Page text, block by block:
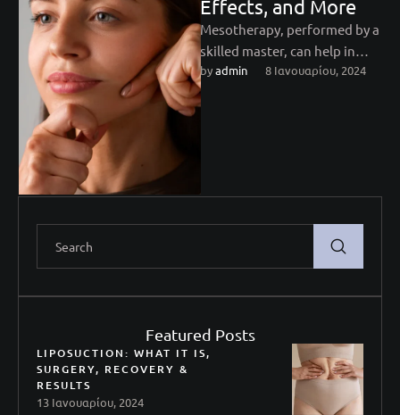
Effects, and More
Mesotherapy, performed by a
skilled master, can help in
almost all complex cosmetic
situations: from treating
by admin 8 Ιανουαρίου, 2024
Featured Posts
LIPOSUCTION: WHAT IT IS,
SURGERY, RECOVERY &
RESULTS
13 Ιανουαρίου, 2024